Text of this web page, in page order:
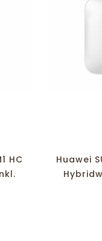
HC
Huawei